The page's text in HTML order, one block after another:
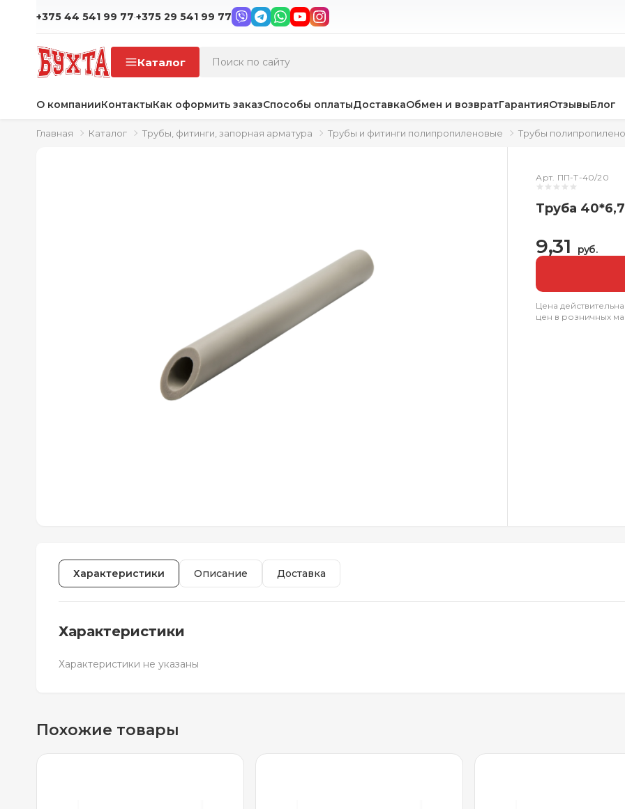
+375 44 541 99 77·+375 29 541 99 77
Каталог
О компанииКонтактыКак оформить заказСпособы оплатыДоставкаОбмен и возвратГарантияОтзывыБлог
Главная Каталог Трубы, фитинги, запорная арматура Трубы и фитинги полипропиленовые Трубы
Арт. ПП-Т-40/20
Труба
9,31 руб.
Цена
цен в розничных
Характеристики Описание Доставка
Характеристики
Характеристики не указаны
Похожие товары